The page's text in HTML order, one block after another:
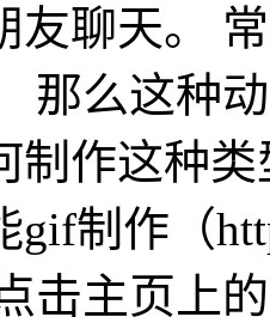
友聊天。
那么这种
制作这种
gif制作（
击主页上